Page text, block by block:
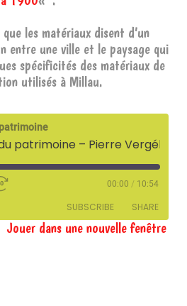
les matériaux disent d’un
entre une ville et le paysage qui
spécificités des matériaux de
utilisés à Millau.
00:00 / 10:54
SUBSCRIBE SHARE
Jouer dans une nouvelle fenêtre